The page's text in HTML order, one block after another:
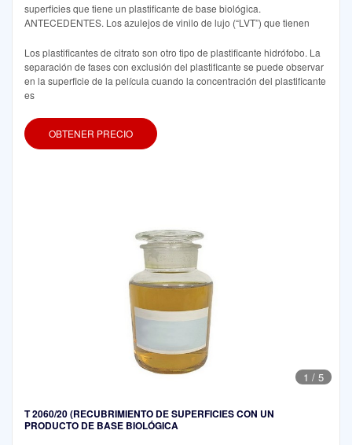
superficies que tiene un plastificante de base biológica.
ANTECEDENTES. Los azulejos de vinilo de lujo (“LVT”) que tienen
Los plastificantes de citrato son otro tipo de plastificante hidrófobo. La
separación de fases con exclusión del plastificante se puede observar
en la superficie de la película cuando la concentración del plastificante
es
OBTENER PRECIO
1 / 5
T 2060/20 (RECUBRIMIENTO DE SUPERFICIES CON UN
PRODUCTO DE BASE BIOLÓGICA